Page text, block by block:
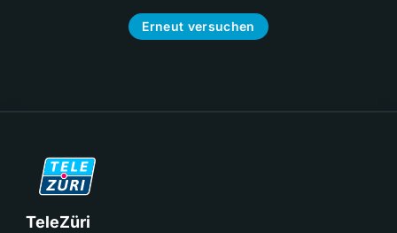
Erneut versuchen
TeleZüri